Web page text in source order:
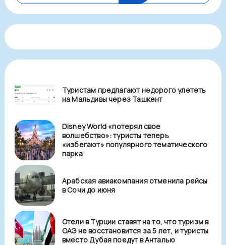
Туристам предлагают недорого улететь
на Мальдивы через Ташкент
Disney World «потерял свое
волшебство»: туристы теперь
«избегают» популярного тематического
парка
Арабская авиакомпания отменила рейсы
в Сочи до июня
Отели в Турции ставят на то, что туризм в
ОАЭ не восстановится за 5 лет, и туристы
вместо Дубая поедут в Анталью